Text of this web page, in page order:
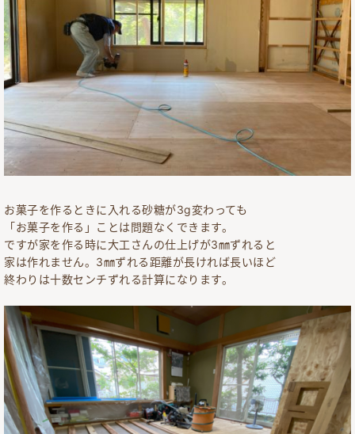
お菓子を作るときに入れる砂糖が3g変わっても
「お菓子を作る」ことは問題なくできます。
ですが家を作る時に大工さんの仕上げが3㎜ずれると
家は作れません。3㎜ずれる距離が長ければ長いほど
終わりは十数センチずれる計算になります。